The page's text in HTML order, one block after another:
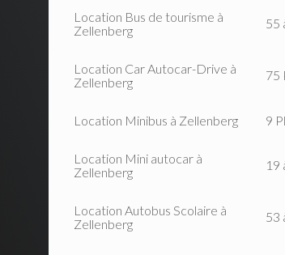
Location Bus de tourisme à
Zellenberg
55
Location Car Autocar-Drive à
Zellenberg
75
Location Minibus à Zellenberg 9
Location Mini autocar à
Zellenberg
19
Location Autobus Scolaire à
Zellenberg
53